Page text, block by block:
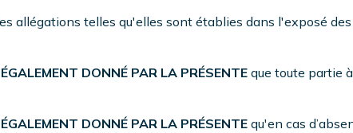
allégations telles qu'elles sont établies dans l'exposé
DONNÉ PAR LA PRÉSENTEque toute partie
DONNÉ PAR LA PRÉSENTEqu'en cas